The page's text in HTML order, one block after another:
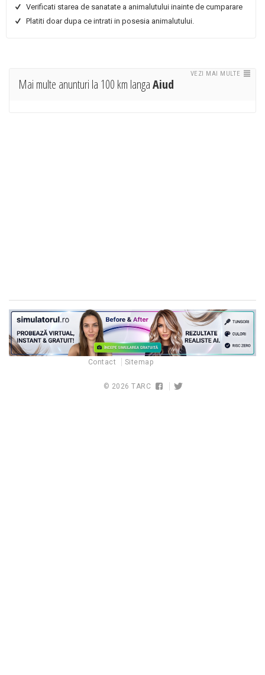
Verificati starea de sanatate a animalutului inainte de cumparare
Platiti doar dupa ce intrati in posesia animalutului.
Mai multe anunturi la 100 km langaAiud
VEZI MAI MULTE
Contact Sitemap
© 2026TARC